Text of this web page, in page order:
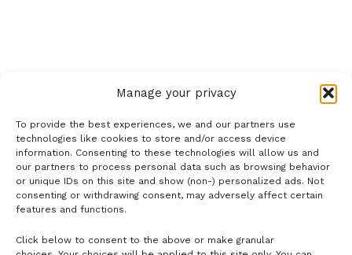
Manage your privacy
To provide the best experiences, we and our partners use
technologies like cookies to store and/or access device
information. Consenting to these technologies will allow us and
our partners to process personal data such as browsing behavior
or unique IDs on this site and show (non-) personalized ads. Not
consenting or withdrawing consent, may adversely affect certain
features and functions.
Click below to consent to the above or make granular
- H I R D E T É S -